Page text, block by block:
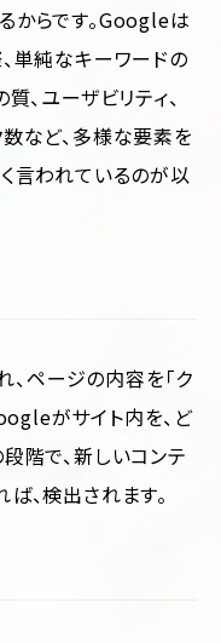
からです。Googleは
単純なキーワードの
、ユーザビリティ、
など、多様な要素を
言われているのが以
ページの内容を「ク
がサイト内を、ど
階で、新しいコンテ
、検出されます。